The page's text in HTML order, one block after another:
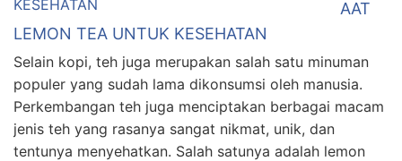
AAT
LEMON TEA UNTUK KESEHATAN
Selain kopi, teh juga merupakan salah satu minuman
populer yang sudah lama dikonsumsi oleh manusia.
Perkembangan teh juga menciptakan berbagai macam
jenis teh yang rasanya sangat nikmat, unik, dan
tentunya menyehatkan. Salah satunya adalah lemon